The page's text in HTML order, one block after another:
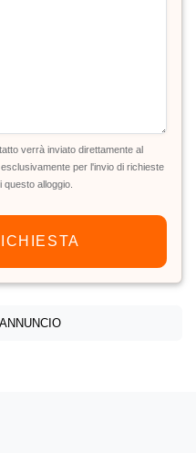
verrà inviato direttamente al
per l'invio di richieste
alloggio.